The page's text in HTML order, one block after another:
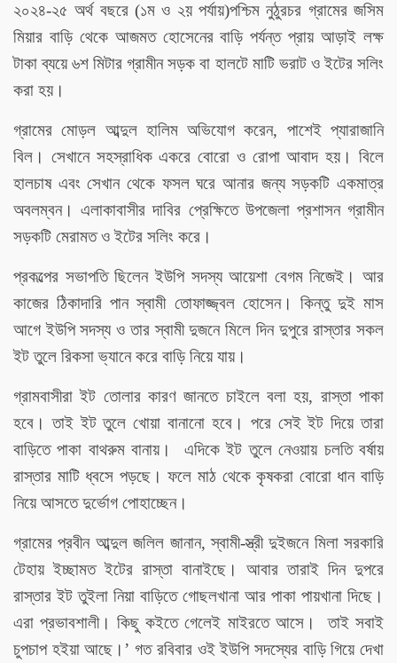
২০২৪-২৫ অর্থ বছরে (১ম ও ২য় পর্যায়)পশ্চিম নুঠুরচর গ্রামের জসিম
মিয়ার বাড়ি থেকে আজমত হোসেনের বাড়ি পর্যন্ত প্রায় আড়াই লক্ষ
টাকা ব্যয়ে ৬শ মিটার গ্রামীন সড়ক বা হালটে মাটি ভরাট ও ইটের সলিং
করা হয়।
গ্রামের মোড়ল আব্দুল হালিম অভিযোগ করেন, পাশেই প্যারাজানি
বিল। সেখানে সহস্রাধিক একরে বোরো ও রোপা আবাদ হয়। বিলে
হালচাষ এবং সেখান থেকে ফসল ঘরে আনার জন্য সড়কটি একমাত্র
অবলম্বন। এলাকাবাসীর দাবির প্রেক্ষিতে উপজেলা প্রশাসন গ্রামীন
সড়কটি মেরামত ও ইটের সলিং করে।
প্রকল্পের সভাপতি ছিলেন ইউপি সদস্য আয়েশা বেগম নিজেই। আর
কাজের ঠিকাদারি পান স্বামী তোফাজ্জ্বল হোসেন। কিন্তু দুই মাস
আগে ইউপি সদস্য ও তার স্বামী দুজনে মিলে দিন দুপুরে রাস্তার সকল
ইট তুলে রিকসা ভ্যানে করে বাড়ি নিয়ে যায়।
গ্রামবাসীরা ইট তোলার কারণ জানতে চাইলে বলা হয়, রাস্তা পাকা
হবে। তাই ইট তুলে খোয়া বানানো হবে। পরে সেই ইট দিয়ে তারা
বাড়িতে পাকা বাথরুম বানায়। এদিকে ইট তুলে নেওয়ায় চলতি বর্ষায়
রাস্তার মাটি ধ্বসে পড়ছে। ফলে মাঠ থেকে কৃষকরা বোরো ধান বাড়ি
নিয়ে আসতে দুর্ভোগ পোহাচ্ছেন।
গ্রামের প্রবীন আব্দুল জলিল জানান, স্বামী-স্ত্রী দুইজনে মিলা সরকারি
টেহায় ইচ্ছামত ইটের রাস্তা বানাইছে। আবার তারাই দিন দুপরে
রাস্তার ইট তুইলা নিয়া বাড়িতে গোছলখানা আর পাকা পায়খানা দিছে।
এরা প্রভাবশালী। কিছু কইতে গেলেই মাইরতে আসে। তাই সবাই
চুপচাপ হইয়া আছে। ’ গত রবিবার ওই ইউপি সদস্যের বাড়ি গিয়ে দেখা